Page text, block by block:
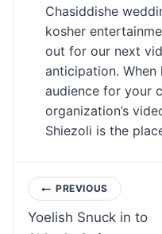
Chasiddishe
kosher
out for our next
anticipation.
audience for your
organization’s
Shiezoli is the
Post
navigation
PREVIOUS
Yoelish Snuck in to